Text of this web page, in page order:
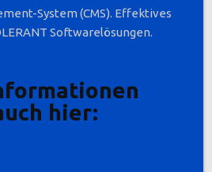
hier: